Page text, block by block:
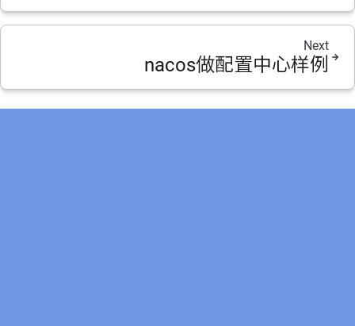
Next
nacos做配置中心样例